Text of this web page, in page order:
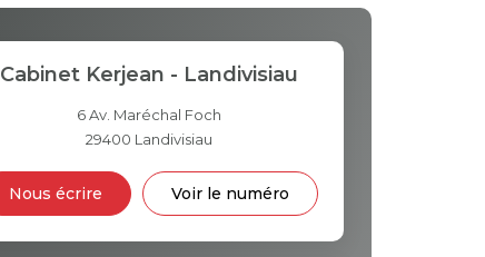
Cabinet Kerjean - Landivisiau
6 Av. Maréchal Foch
29400 Landivisiau
Nous écrire Voir le numéro